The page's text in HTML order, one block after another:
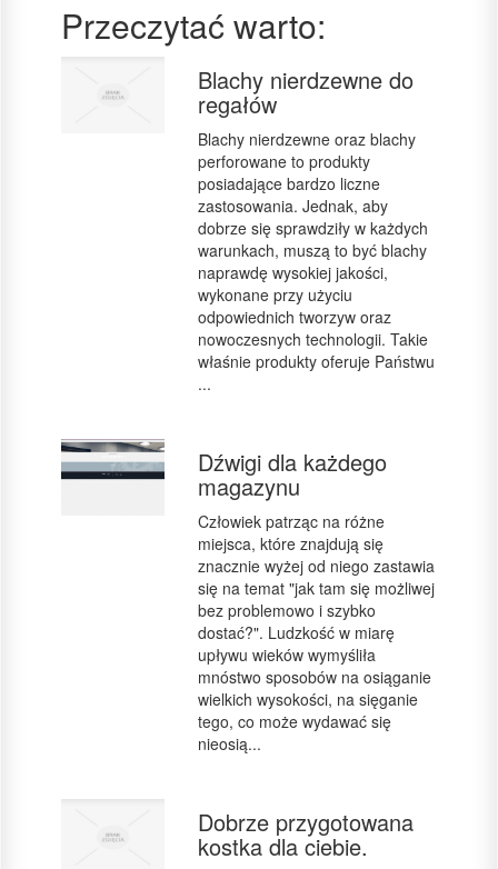
Przeczytać warto:
Blachy nierdzewne do
regałów
Blachy nierdzewne oraz blachy
perforowane to produkty
posiadające bardzo liczne
zastosowania. Jednak, aby
dobrze się sprawdziły w każdych
warunkach, muszą to być blachy
naprawdę wysokiej jakości,
wykonane przy użyciu
odpowiednich tworzyw oraz
nowoczesnych technologii. Takie
właśnie produkty oferuje Państwu
...
Dźwigi dla każdego
magazynu
Człowiek patrząc na różne
miejsca, które znajdują się
znacznie wyżej od niego zastawia
się na temat "jak tam się możliwej
bez problemowo i szybko
dostać?". Ludzkość w miarę
upływu wieków wymyśliła
mnóstwo sposobów na osiąganie
wielkich wysokości, na sięganie
tego, co może wydawać się
nieosią...
Dobrze przygotowana
kostka dla ciebie.